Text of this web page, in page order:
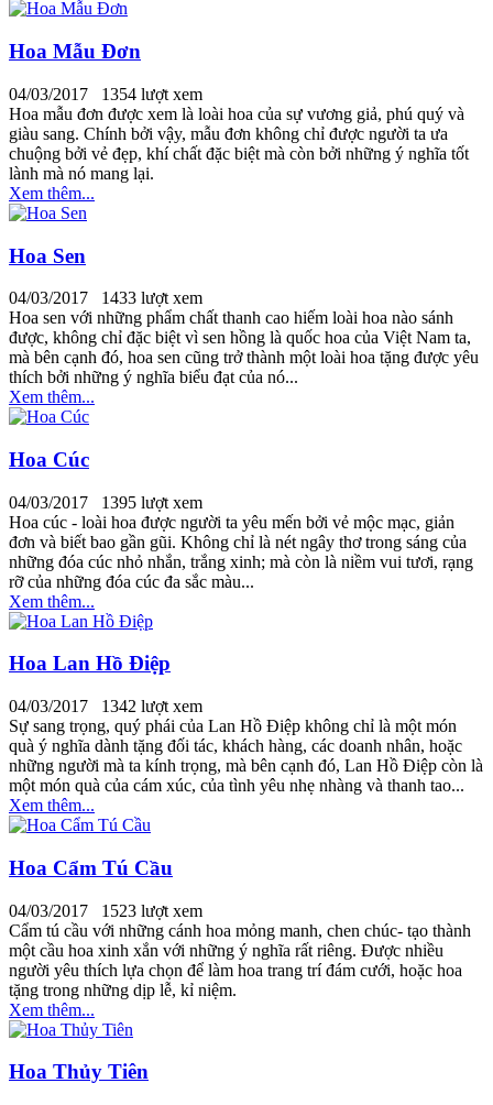
Hoa Mẫu Đơn
04/03/2017
1354 lượt xem
Hoa mẫu đơn được xem là loài hoa của sự vương giả, phú quý và
giàu sang. Chính bởi vậy, mẫu đơn không chỉ được người ta ưa
chuộng bởi vẻ đẹp, khí chất đặc biệt mà còn bởi những ý nghĩa tốt
lành mà nó mang lại.
Xem thêm...
Hoa Sen
04/03/2017
1433 lượt xem
Hoa sen với những phẩm chất thanh cao hiếm loài hoa nào sánh
được, không chỉ đặc biệt vì sen hồng là quốc hoa của Việt Nam ta,
mà bên cạnh đó, hoa sen cũng trở thành một loài hoa tặng được yêu
thích bởi những ý nghĩa biểu đạt của nó...
Xem thêm...
Hoa Cúc
04/03/2017
1395 lượt xem
Hoa cúc - loài hoa được người ta yêu mến bởi vẻ mộc mạc, giản
đơn và biết bao gần gũi. Không chỉ là nét ngây thơ trong sáng của
những đóa cúc nhỏ nhắn, trắng xinh; mà còn là niềm vui tươi, rạng
rỡ của những đóa cúc đa sắc màu...
Xem thêm...
Hoa Lan Hồ Điệp
04/03/2017
1342 lượt xem
Sự sang trọng, quý phái của Lan Hồ Điệp không chỉ là một món
quà ý nghĩa dành tặng đối tác, khách hàng, các doanh nhân, hoặc
những người mà ta kính trọng, mà bên cạnh đó, Lan Hồ Điệp còn là
một món quà của cám xúc, của tình yêu nhẹ nhàng và thanh tao...
Xem thêm...
Hoa Cẩm Tú Cầu
04/03/2017
1523 lượt xem
Cẩm tú cầu với những cánh hoa mỏng manh, chen chúc- tạo thành
một cầu hoa xinh xắn với những ý nghĩa rất riêng. Được nhiều
người yêu thích lựa chọn để làm hoa trang trí đám cưới, hoặc hoa
tặng trong những dịp lễ, kỉ niệm.
Xem thêm...
Hoa Thủy Tiên